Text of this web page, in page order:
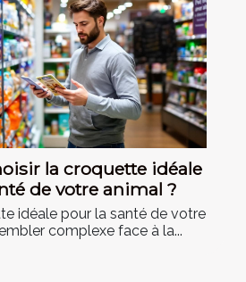
la croquette idéale
de votre animal ?
idéale pour la santé de votre
complexe face à la...